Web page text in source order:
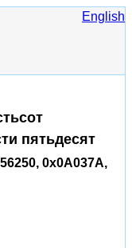
English
пятьдесят
0x0A037A,